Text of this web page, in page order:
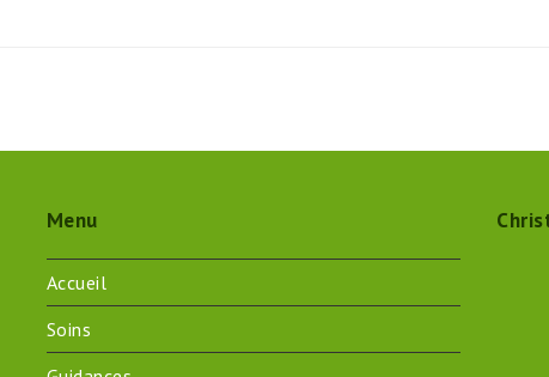
Menu
Accueil
Soins